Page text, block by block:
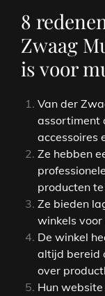
8
Zwaag
is voor
Van der
assortiment
accessoires
Ze hebben
producten
Ze bieden
winkels
De winkel
altijd bereid
over
Hun